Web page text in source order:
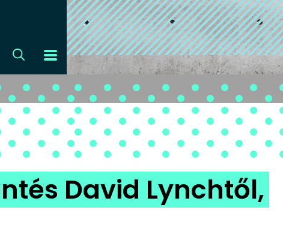
David Lynchtől,